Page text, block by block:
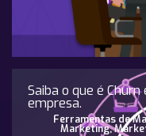
Saiba o que é
empresa.
Ferramentas de
Marketing,